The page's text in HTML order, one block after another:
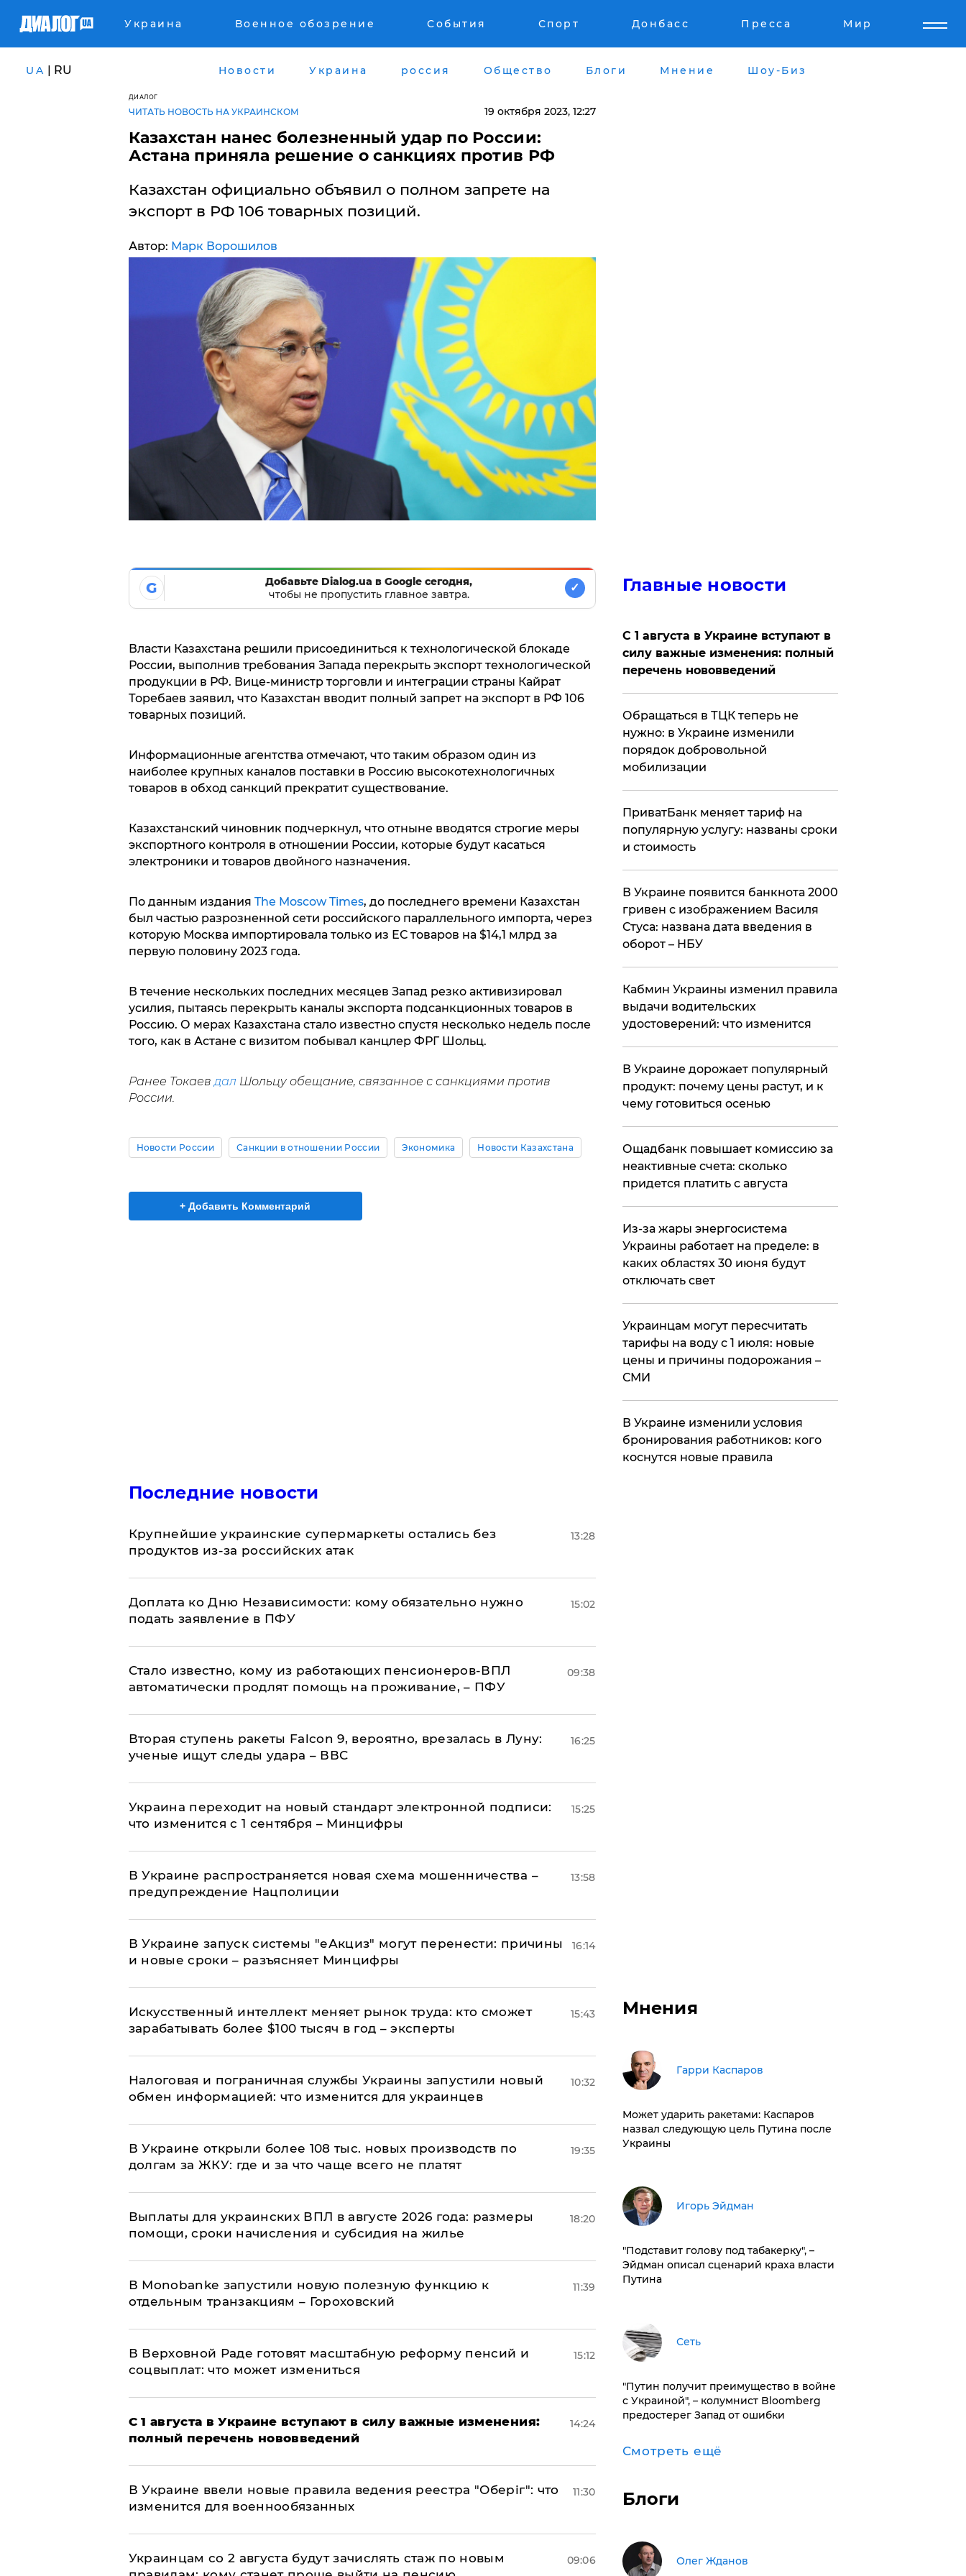
Украина Военное обозрение События Спорт Донбасс Пресса Мир
UA | RU Новости Украина россия Общество Блоги Мнение Шоу-Биз
ДИАЛОГ
ЧИТАТЬ НОВОСТЬ НА УКРАИНСКОМ 19 октября 2023, 12:27
Казахстан нанес болезненный удар по России:
Астана приняла решение о санкциях против РФ
Казахстан официально объявил о полном запрете на
экспорт в РФ 106 товарных позиций.
Автор: Марк Ворошилов
G
Добавьте Dialog.ua в Google сегодня,
чтобы не пропустить главное завтра.
✓
Власти Казахстана решили присоединиться к технологической блокаде
России, выполнив требования Запада перекрыть экспорт технологической
продукции в РФ. Вице-министр торговли и интеграции страны Кайрат
Торебаев заявил, что Казахстан вводит полный запрет на экспорт в РФ 106
товарных позиций.
Информационные агентства отмечают, что таким образом один из
наиболее крупных каналов поставки в Россию высокотехнологичных
товаров в обход санкций прекратит существование.
Казахстанский чиновник подчеркнул, что отныне вводятся строгие меры
экспортного контроля в отношении России, которые будут касаться
электроники и товаров двойного назначения.
По данным издания The Moscow Times, до последнего времени Казахстан
был частью разрозненной сети российского параллельного импорта, через
которую Москва импортировала только из ЕС товаров на $14,1 млрд за
первую половину 2023 года.
В течение нескольких последних месяцев Запад резко активизировал
усилия, пытаясь перекрыть каналы экспорта подсанкционных товаров в
Россию. О мерах Казахстана стало известно спустя несколько недель после
того, как в Астане с визитом побывал канцлер ФРГ Шольц.
Ранее Токаев дал Шольцу обещание, связанное с санкциями против
России.
Новости России Санкции в отношении России Экономика Новости Казахстана
+ Добавить Комментарий
Последние новости
Крупнейшие украинские супермаркеты остались без
продуктов из-за российских атак
13:28
Доплата ко Дню Независимости: кому обязательно нужно
подать заявление в ПФУ
15:02
Стало известно, кому из работающих пенсионеров-ВПЛ
автоматически продлят помощь на проживание, – ПФУ
09:38
Вторая ступень ракеты Falcon 9, вероятно, врезалась в Луну:
ученые ищут следы удара – ВВС
16:25
Украина переходит на новый стандарт электронной подписи:
что изменится с 1 сентября – Минцифры
15:25
В Украине распространяется новая схема мошенничества –
предупреждение Нацполиции
13:58
В Украине запуск системы "еАкциз" могут перенести: причины
и новые сроки – разъясняет Минцифры
16:14
Искусственный интеллект меняет рынок труда: кто сможет
зарабатывать более $100 тысяч в год – эксперты
15:43
Налоговая и пограничная службы Украины запустили новый
обмен информацией: что изменится для украинцев
10:32
В Украине открыли более 108 тыс. новых производств по
долгам за ЖКУ: где и за что чаще всего не платят
19:35
Выплаты для украинских ВПЛ в августе 2026 года: размеры
помощи, сроки начисления и субсидия на жилье
18:20
В Мonobankе запустили новую полезную функцию к
отдельным транзакциям – Гороховский
11:39
В Верховной Раде готовят масштабную реформу пенсий и
соцвыплат: что может измениться
15:12
С 1 августа в Украине вступают в силу важные изменения:
полный перечень нововведений
14:24
В Украине ввели новые правила ведения реестра "Оберіг": что
изменится для военнообязанных
11:30
Украинцам со 2 августа будут зачислять стаж по новым
09:06
Главные новости
С 1 августа в Украине вступают в
силу важные изменения: полный
перечень нововведений
Обращаться в ТЦК теперь не
нужно: в Украине изменили
порядок добровольной
мобилизации
ПриватБанк меняет тариф на
популярную услугу: названы сроки
и стоимость
В Украине появится банкнота 2000
гривен с изображением Василя
Стуса: названа дата введения в
оборот – НБУ
Кабмин Украины изменил правила
выдачи водительских
удостоверений: что изменится
В Украине дорожает популярный
продукт: почему цены растут, и к
чему готовиться осенью
​Ощадбанк повышает комиссию за
неактивные счета: сколько
придется платить с августа
Из-за жары энергосистема
Украины работает на пределе: в
каких областях 30 июня будут
отключать свет
Украинцам могут пересчитать
тарифы на воду с 1 июля: новые
цены и причины подорожания –
СМИ
В Украине изменили условия
бронирования работников: кого
коснутся новые правила
Мнения
Гарри Каспаров
Может ударить ракетами: Каспаров
назвал следующую цель Путина после
Украины
Игорь Эйдман
​"Подставит голову под табакерку", –
Эйдман описал сценарий краха власти
Путина
Сеть
"Путин получит преимущество в войне
с Украиной", – колумнист Bloomberg
предостерег Запад от ошибки
Смотреть ещё
Блоги
Олег Жданов